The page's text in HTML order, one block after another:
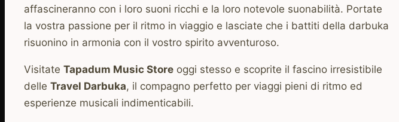
affascineranno con i loro suoni ricchi e la loro notevole suonabilità. Portate
la vostra passione per il ritmo in viaggio e lasciate che i battiti della darbuka
risuonino in armonia con il vostro spirito avventuroso.
Visitate Tapadum Music Store oggi stesso e scoprite il fascino irresistibile
delle Travel Darbuka, il compagno perfetto per viaggi pieni di ritmo ed
esperienze musicali indimenticabili.